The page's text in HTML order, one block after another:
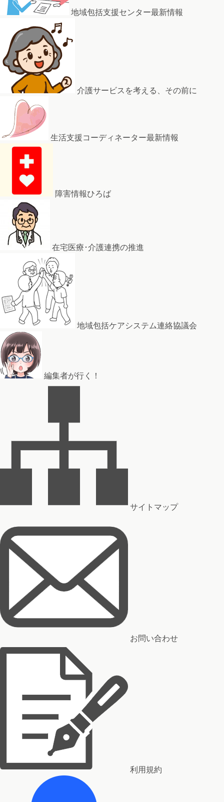
地域包括支援センター最新情報
介護サービスを考える、その前に
生活支援コーディネーター最新情報
障害情報ひろば
在宅医療･介護連携の推進
地域包括ケアシステム連絡協議会
編集者が行く！
サイトマップ
お問い合わせ
利用規約